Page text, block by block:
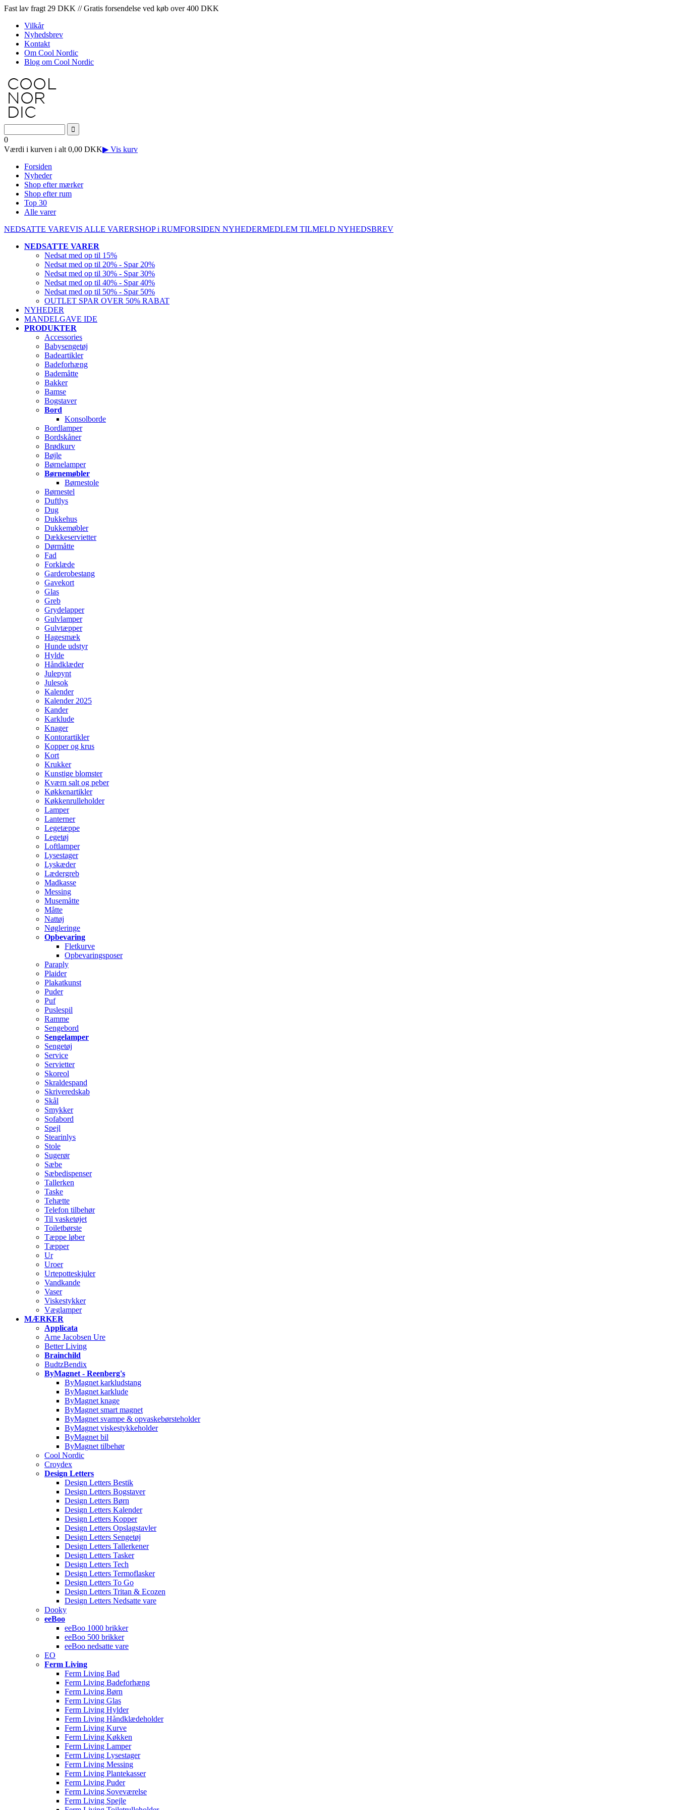
Fast lav fragt 29 DKK // Gratis forsendelse ved køb over 400 DKK
Vilkår
Nyhedsbrev
Kontakt
Om Cool Nordic
Blog om Cool Nordic
0
Værdi i kurven i alt 0,00 DKK▶ Vis kurv
Forsiden
Nyheder
Shop efter mærker
Shop efter rum
Top 30
Alle varer
NEDSATTE VAREVIS ALLE VARERSHOP i RUMFORSIDEN NYHEDERMEDLEM TILMELD NYHEDSBREV
NEDSATTE VARER
Nedsat med op til 15%
Nedsat med op til 20% - Spar 20%
Nedsat med op til 30% - Spar 30%
Nedsat med op til 40% - Spar 40%
Nedsat med op til 50% - Spar 50%
OUTLET SPAR OVER 50% RABAT
NYHEDER
MANDELGAVE IDE
PRODUKTER
Accessories
Babysengetøj
Badeartikler
Badeforhæng
Bademåtte
Bakker
Bamse
Bogstaver
Bord
Konsolborde
Bordlamper
Bordskåner
Brødkurv
Bøjle
Børnelamper
Børnemøbler
Børnestole
Børnestel
Duftlys
Dug
Dukkehus
Dukkemøbler
Dækkeservietter
Dørmåtte
Fad
Forklæde
Garderobestang
Gavekort
Glas
Greb
Grydelapper
Gulvlamper
Gulvtæpper
Hagesmæk
Hunde udstyr
Hylde
Håndklæder
Julepynt
Julesok
Kalender
Kalender 2025
Kander
Karklude
Knager
Kontorartikler
Kopper og krus
Kort
Krukker
Kunstige blomster
Kværn salt og peber
Køkkenartikler
Køkkenrulleholder
Lamper
Lanterner
Legetæppe
Legetøj
Loftlamper
Lysestager
Lyskæder
Lædergreb
Madkasse
Messing
Musemåtte
Måtte
Nattøj
Nøgleringe
Opbevaring
Fletkurve
Opbevaringsposer
Paraply
Plaider
Plakatkunst
Puder
Puf
Puslespil
Ramme
Sengebord
Sengelamper
Sengetøj
Service
Servietter
Skoreol
Skraldespand
Skriveredskab
Skål
Smykker
Sofabord
Spejl
Stearinlys
Stole
Sugerør
Sæbe
Sæbedispenser
Tallerken
Taske
Tehætte
Telefon tilbehør
Til vasketøjet
Toiletbørste
Tæppe løber
Tæpper
Ur
Uroer
Urtepotteskjuler
Vandkande
Vaser
Viskestykker
Væglamper
MÆRKER
Applicata
Arne Jacobsen Ure
Better Living
Brainchild
BudtzBendix
ByMagnet - Reenberg's
ByMagnet karkludstang
ByMagnet karklude
ByMagnet knage
ByMagnet smart magnet
ByMagnet svampe & opvaskebørsteholder
ByMagnet viskestykkeholder
ByMagnet bil
ByMagnet tilbehør
Cool Nordic
Croydex
Design Letters
Design Letters Bestik
Design Letters Bogstaver
Design Letters Børn
Design Letters Kalender
Design Letters Kopper
Design Letters Opslagstavler
Design Letters Sengetøj
Design Letters Tallerkener
Design Letters Tasker
Design Letters Tech
Design Letters Termoflasker
Design Letters To Go
Design Letters Tritan & Ecozen
Design Letters Nedsatte vare
Dooky
eeBoo
eeBoo 1000 brikker
eeBoo 500 brikker
eeBoo nedsatte vare
EO
Ferm Living
Ferm Living Bad
Ferm Living Badeforhæng
Ferm Living Børn
Ferm Living Glas
Ferm Living Hylder
Ferm Living Håndklædeholder
Ferm Living Kurve
Ferm Living Køkken
Ferm Living Lamper
Ferm Living Lysestager
Ferm Living Messing
Ferm Living Plantekasser
Ferm Living Puder
Ferm Living Soveværelse
Ferm Living Spejle